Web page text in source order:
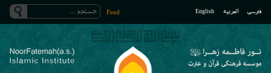
فارسی العربیه English
Feed